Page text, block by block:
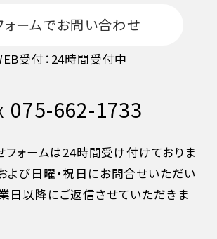
の当日 50%
ォームでお問い合わせ
受付：24時間受付中
075-662-1733
フォームは24時間受け付けておりま
よび日曜・祝日にお問合せいただい
日以降にご返信させていただきま